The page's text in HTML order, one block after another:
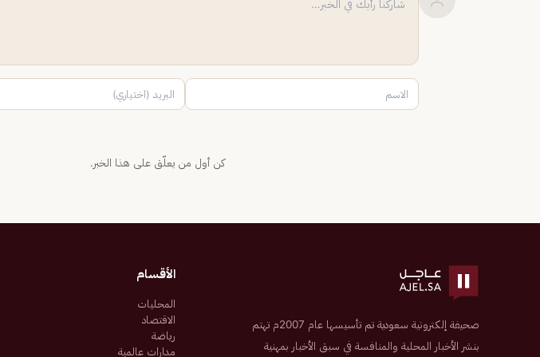
كن أول من يعلّق على هذا الخبر.
صحيفة إلكترونية سعودية تم تأسيسها عام 2007م تهتم
بنشر الأخبار المحلية والمنافسة في سبق الأخبار بمهنية
الأقسام
المحليات
الاقتصاد
رياضة
مدارات عالمية